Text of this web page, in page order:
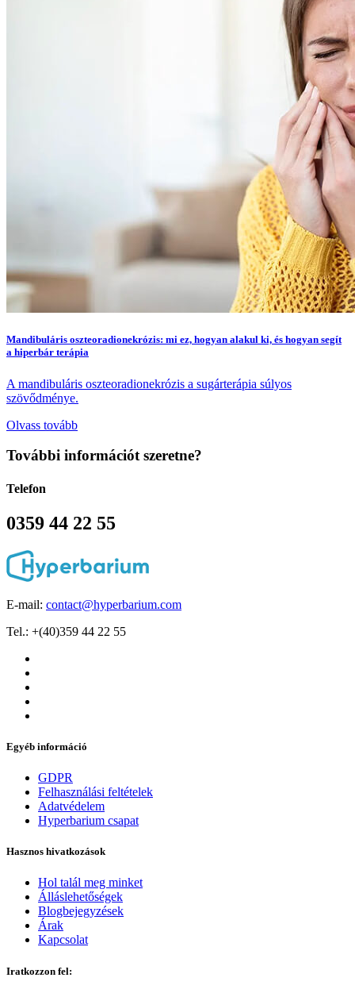
Mandibuláris oszteoradionekrózis: mi ez, hogyan alakul ki, és hogyan segít
a hiperbár terápia
A mandibuláris oszteoradionekrózis a sugárterápia súlyos
szövődménye.
Olvass tovább
További információt szeretne?
Telefon
0359 44 22 55
E-mail: contact@hyperbarium.com
Tel.: +(40)359 44 22 55
Egyéb információ
GDPR
Felhasználási feltételek
Adatvédelem
Hyperbarium csapat
Hasznos hivatkozások
Hol talál meg minket
Álláslehetőségek
Blogbejegyzések
Árak
Kapcsolat
Iratkozzon fel: